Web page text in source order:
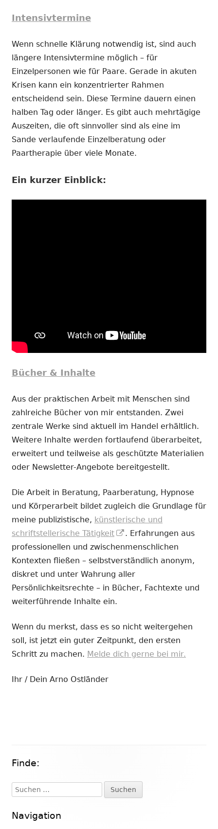
Intensivtermine
Wenn schnelle Klärung notwendig ist, sind auch
längere Intensivtermine möglich – für
Einzelpersonen wie für Paare. Gerade in akuten
Krisen kann ein konzentrierter Rahmen
entscheidend sein. Diese Termine dauern einen
halben Tag oder länger. Es gibt auch mehrtägige
Auszeiten, die oft sinnvoller sind als eine im
Sande verlaufende Einzelberatung oder
Paartherapie über viele Monate.
Ein kurzer Einblick:
Bücher & Inhalte
Aus der praktischen Arbeit mit Menschen sind
zahlreiche Bücher von mir entstanden. Zwei
zentrale Werke sind aktuell im Handel erhältlich.
Weitere Inhalte werden fortlaufend überarbeitet,
erweitert und teilweise als geschützte Materialien
oder Newsletter-Angebote bereitgestellt.
Die Arbeit in Beratung, Paarberatung, Hypnose
und Körperarbeit bildet zugleich die Grundlage für
meine publizistische, künstlerische und
schriftstellerische Tätigkeit
In
neuem
Fenster
öffnen
. Erfahrungen aus
professionellen und zwischenmenschlichen
Kontexten fließen – selbstverständlich anonym,
diskret und unter Wahrung aller
Persönlichkeitsrechte – in Bücher, Fachtexte und
weiterführende Inhalte ein.
Wenn du merkst, dass es so nicht weitergehen
soll, ist jetzt ein guter Zeitpunkt, den ersten
Schritt zu machen. Melde dich gerne bei mir.
Ihr / Dein Arno Ostländer
Haupt-
Seitenleiste
Finde:
Suchen
nach:
Navigation